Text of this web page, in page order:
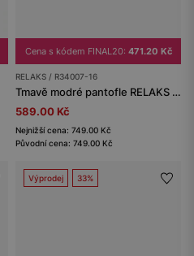
Cena s kódem FINAL20: 471.20 Kč
RELAKS / R34007-16
Tmavě modré pantofle RELAKS z EVA pěny
589.00 Kč
Nejnižší cena: 749.00 Kč
Původní cena: 749.00 Kč
Výprodej 33%